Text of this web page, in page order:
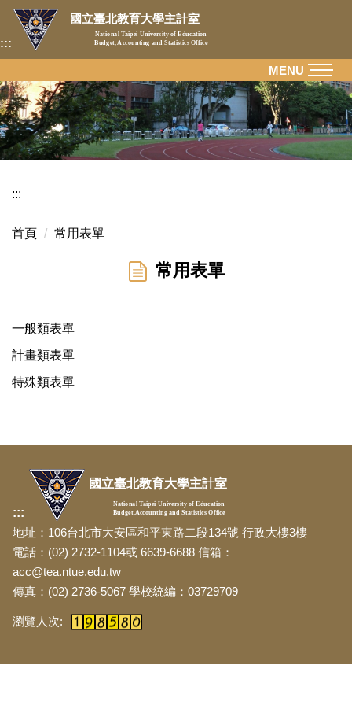
跳
主
內
容
區
:::
國立臺北教育大學主計室
National Taipei University of Education
Budget, Accounting and Statistics Office
MENU
:::
首頁 常用表單
常用表單
一般類表單
計畫類表單
特殊類表單
:::
國立臺北教育大學主計室
National Taipei University of Education
Budget,Accounting and Statistics Office
地址：106台北市大安區和平東路二段134號 行政大樓3樓
電話：(02) 2732-1104或 6639-6688 信箱：
acc@tea.ntue.edu.tw
傳真：(02) 2736-5067 學校統編：03729709